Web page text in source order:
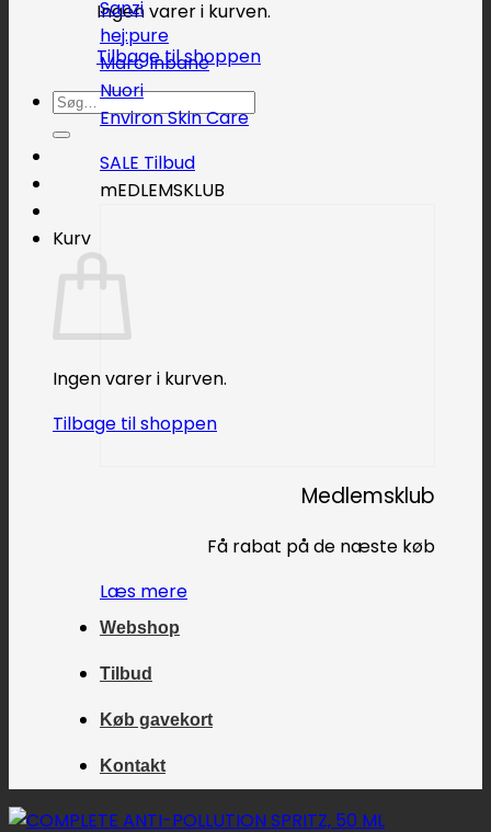
Ingen varer i kurven.
Tilbage til shoppen
Søg
efter:
Kurv
Ingen varer i kurven.
Tilbage til shoppen
Sanzi
hej:pure
Marc Inbane
Nuori
Environ Skin Care
SALE
mEDLEMSKLUB
Medlemsklub
Få rabat på de næste køb
Læs mere
Webshop
Tilbud
Køb gavekort
Kontakt